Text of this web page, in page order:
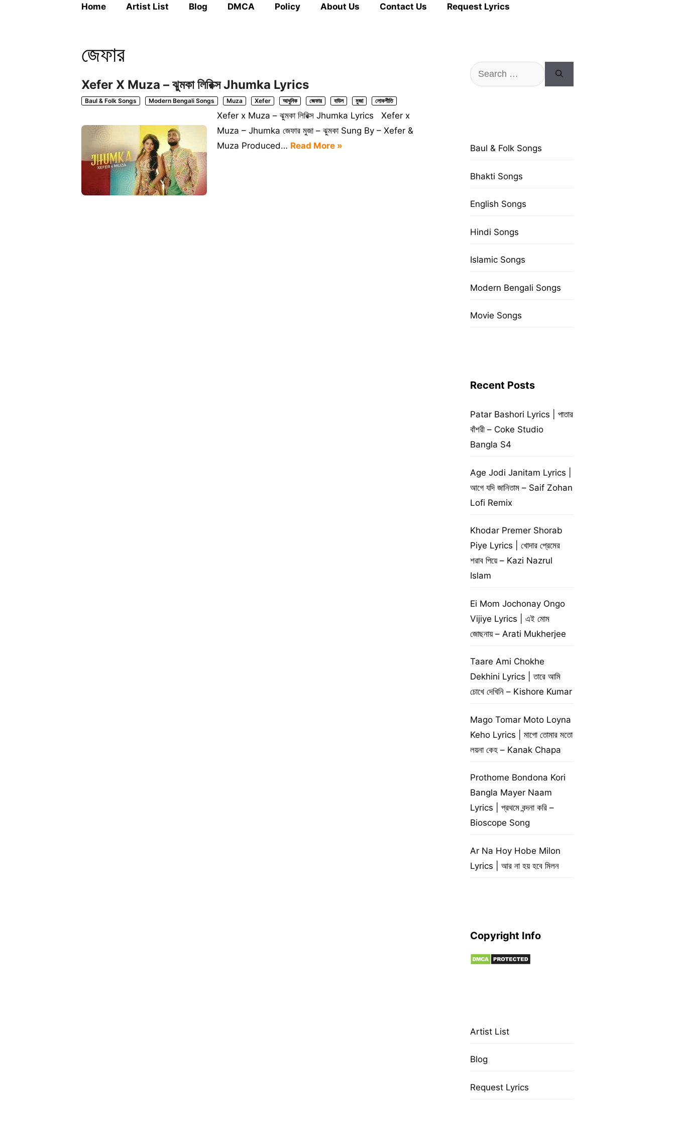
Home Artist List Blog DMCA Policy About Us Contact Us Request Lyrics
জেফার
Xefer X Muza – ঝুমকা লিরিক্স Jhumka Lyrics
Baul & Folk Songs Modern Bengali Songs Muza Xefer আধুনিক জেফার বাউল মুজা লোকগীতি
Xefer x Muza – ঝুমকা লিরিক্স Jhumka Lyrics Xefer x
Muza – Jhumka জেফার মুজা – ঝুমকা Sung By – Xefer &
Muza Produced… Read More »
Search
for:
Baul & Folk Songs
Bhakti Songs
English Songs
Hindi Songs
Islamic Songs
Modern Bengali Songs
Movie Songs
Recent Posts
Patar Bashori Lyrics | পাতার
বাঁশরী – Coke Studio
Bangla S4
Age Jodi Janitam Lyrics |
আগে যদি জানিতাম – Saif Zohan
Lofi Remix
Khodar Premer Shorab
Piye Lyrics | খোদার প্রেমের
শরাব পিয়ে – Kazi Nazrul
Islam
Ei Mom Jochonay Ongo
Vijiye Lyrics | এই মোম
জোছনায় – Arati Mukherjee
Taare Ami Chokhe
Dekhini Lyrics | তারে আমি
চোখে দেখিনি – Kishore Kumar
Mago Tomar Moto Loyna
Keho Lyrics | মাগো তোমার মতো
লয়না কেহ – Kanak Chapa
Prothome Bondona Kori
Bangla Mayer Naam
Lyrics | প্রথমে বন্দনা করি –
Bioscope Song
Ar Na Hoy Hobe Milon
Lyrics | আর না হয় হবে মিলন
Copyright Info
Artist List
Blog
Request Lyrics